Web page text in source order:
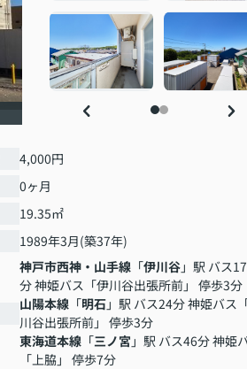
4,000円
0ヶ月
19.35㎡
1989年3月(築37年)
神戸市西神・山手線 「伊川谷」駅 バス17
分 神姫バス「伊川谷出張所前」 停歩3分
山陽本線 「明石」駅 バス24分 神姫バス
川谷出張所前」 停歩3分
東海道本線 「三ノ宮 」駅 バス46分 神姫
「上脇」 停歩7分